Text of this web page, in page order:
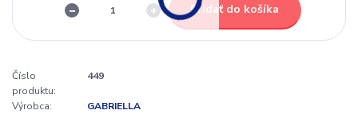
Pridať do košíka
Číslo
produktu:
449
Výrobca: GABRIELLA